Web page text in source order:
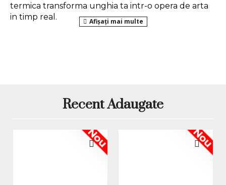
termica transforma unghia ta intr-o opera de arta
in timp real.
unghiilor, se imping si se indeparteaza cuticulele,
apoi se utilizeaza o pila buffer pentru a indeparta
luciul natural al unghiei.
Recent Adaugate
Nou Nou